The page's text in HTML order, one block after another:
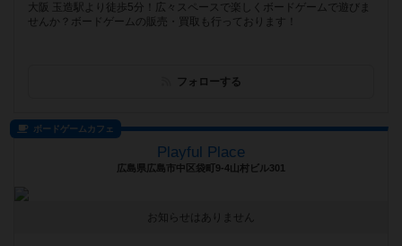
大阪 玉造駅より徒歩5分！広々スペースで楽しくボードゲームで遊びま
せんか？ボードゲームの販売・買取も行っております！
フォローする
ボードゲームカフェ
Playful Place
広島県広島市中区袋町9-4山村ビル301
お知らせはありません